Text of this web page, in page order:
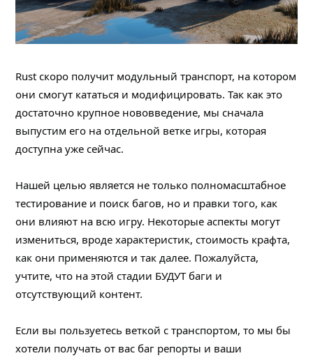
Rust скоро получит модульный транспорт, на котором
они смогут кататься и модифицировать. Так как это
достаточно крупное нововведение, мы сначала
выпустим его на отдельной ветке игры, которая
доступна уже сейчас.
Нашей целью является не только полномасштабное
тестирование и поиск багов, но и правки того, как
они влияют на всю игру. Некоторые аспекты могут
измениться, вроде характеристик, стоимость крафта,
как они применяются и так далее. Пожалуйста,
учтите, что на этой стадии БУДУТ баги и
отсутствующий контент.
Если вы пользуетесь веткой с транспортом, то мы бы
хотели получать от вас баг репорты и ваши